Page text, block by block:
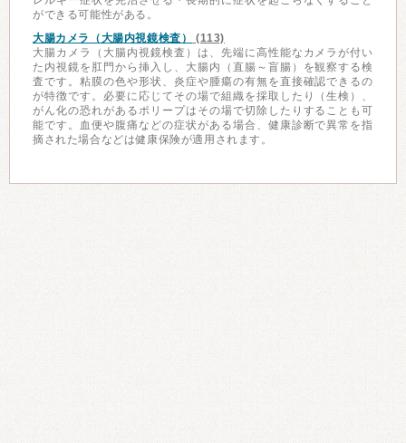
ができる可能性がある。
大腸カメラ（大腸内視鏡検査）
(113)
大腸カメラ（大腸内視鏡検査）は、先端に高性能なカメラが付い
た内視鏡を肛門から挿入し、大腸内（直腸～盲腸）を観察する検
査です。粘膜の色や形状、炎症や腫瘍の有無を直接確認できるの
が特徴です。必要に応じてその場で組織を採取したり（生検）、
がん化の恐れがあるポリープはその場で切除したりすることも可
能です。血便や腹痛などの症状がある場合、健康診断で異常を指
摘された場合などは健康保険が適用されます。